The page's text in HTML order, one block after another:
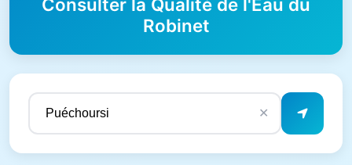
Consulter la Qualité de l'Eau du
Robinet
✕